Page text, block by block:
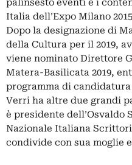
palinsesto eventi e i
Italia dell’Expo Milano
Dopo la designazione di
della Cultura per il 2019,
viene nominato Direttore
Matera-Basilicata 2019,
programma di candidatura
Verri ha altre due grandi
è presidente dell’Osvaldo
Nazionale Italiana
condivide con sua moglie